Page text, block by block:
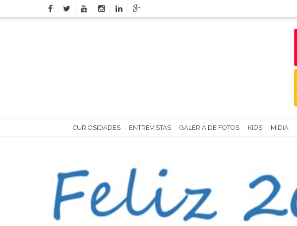
to
CURIOSIDADES ENTREVISTAS GALERIA DE FOTOS KIDS MÍDIA